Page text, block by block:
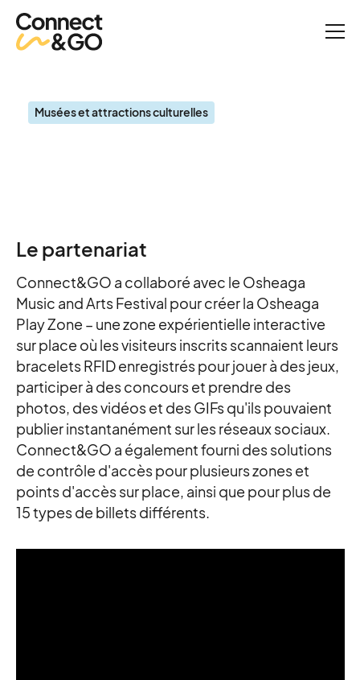
Musées et attractions culturelles
Le partenariat
Connect&GO a collaboré avec le Osheaga
Music and Arts Festival pour créer la Osheaga
Play Zone – une zone expérientielle interactive
sur place où les visiteurs inscrits scannaient leurs
bracelets RFID enregistrés pour jouer à des jeux,
participer à des concours et prendre des
photos, des vidéos et des GIFs qu'ils pouvaient
publier instantanément sur les réseaux sociaux.
Connect&GO a également fourni des solutions
de contrôle d'accès pour plusieurs zones et
points d'accès sur place, ainsi que pour plus de
15 types de billets différents.